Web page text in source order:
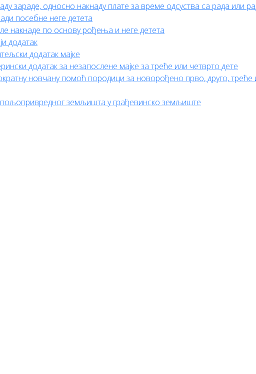
зараде, односно накнаду плате за време одсуства са рада или
посебне неге детета
накнаде по основу рођења и неге детета
додатак
додатак мајке
додатак за незапослене мајке за треће или четврто дете
новчану помоћ породици за новорођено прво, друго, треће
земљишта у грађевинско земљиште